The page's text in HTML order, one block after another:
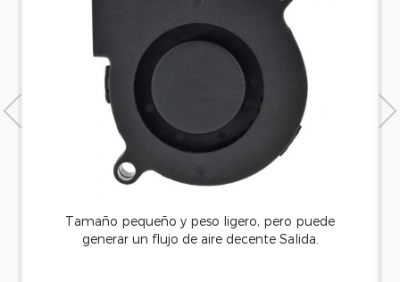
Tamaño pequeño y peso ligero, pero puede
generar un flujo de aire decente Salida.